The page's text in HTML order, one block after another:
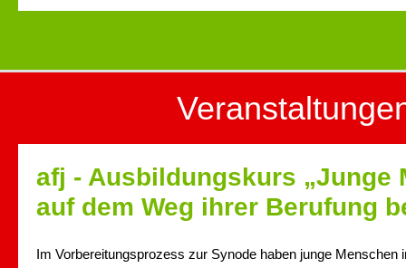
afj - Ausbildungskurs „Junge
auf dem Weg ihrer Berufung
Im Vorbereitungsprozess zur Synode haben junge Menschen